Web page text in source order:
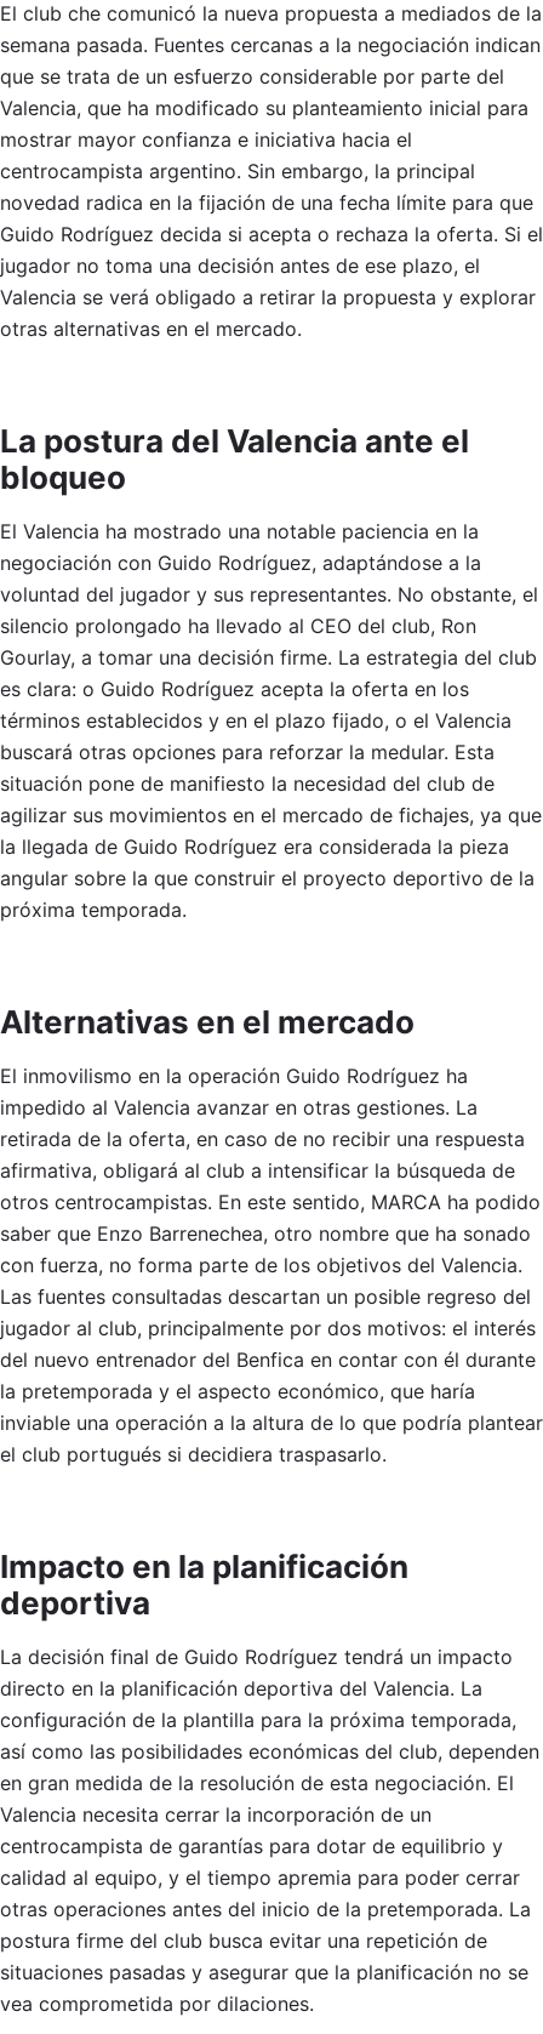
El club che comunicó la nueva propuesta a mediados de la
semana pasada. Fuentes cercanas a la negociación indican
que se trata de un esfuerzo considerable por parte del
Valencia, que ha modificado su planteamiento inicial para
mostrar mayor confianza e iniciativa hacia el
centrocampista argentino. Sin embargo, la principal
novedad radica en la fijación de una fecha límite para que
Guido Rodríguez decida si acepta o rechaza la oferta. Si el
jugador no toma una decisión antes de ese plazo, el
Valencia se verá obligado a retirar la propuesta y explorar
otras alternativas en el mercado.
La postura del Valencia ante el
bloqueo
El Valencia ha mostrado una notable paciencia en la
negociación con Guido Rodríguez, adaptándose a la
voluntad del jugador y sus representantes. No obstante, el
silencio prolongado ha llevado al CEO del club, Ron
Gourlay, a tomar una decisión firme. La estrategia del club
es clara: o Guido Rodríguez acepta la oferta en los
términos establecidos y en el plazo fijado, o el Valencia
buscará otras opciones para reforzar la medular. Esta
situación pone de manifiesto la necesidad del club de
agilizar sus movimientos en el mercado de fichajes, ya que
la llegada de Guido Rodríguez era considerada la pieza
angular sobre la que construir el proyecto deportivo de la
próxima temporada.
Alternativas en el mercado
El inmovilismo en la operación Guido Rodríguez ha
impedido al Valencia avanzar en otras gestiones. La
retirada de la oferta, en caso de no recibir una respuesta
afirmativa, obligará al club a intensificar la búsqueda de
otros centrocampistas. En este sentido, MARCA ha podido
saber que Enzo Barrenechea, otro nombre que ha sonado
con fuerza, no forma parte de los objetivos del Valencia.
Las fuentes consultadas descartan un posible regreso del
jugador al club, principalmente por dos motivos: el interés
del nuevo entrenador del Benfica en contar con él durante
la pretemporada y el aspecto económico, que haría
inviable una operación a la altura de lo que podría plantear
el club portugués si decidiera traspasarlo.
Impacto en la planificación
deportiva
La decisión final de Guido Rodríguez tendrá un impacto
directo en la planificación deportiva del Valencia. La
configuración de la plantilla para la próxima temporada,
así como las posibilidades económicas del club, dependen
en gran medida de la resolución de esta negociación. El
Valencia necesita cerrar la incorporación de un
centrocampista de garantías para dotar de equilibrio y
calidad al equipo, y el tiempo apremia para poder cerrar
otras operaciones antes del inicio de la pretemporada. La
postura firme del club busca evitar una repetición de
situaciones pasadas y asegurar que la planificación no se
vea comprometida por dilaciones.